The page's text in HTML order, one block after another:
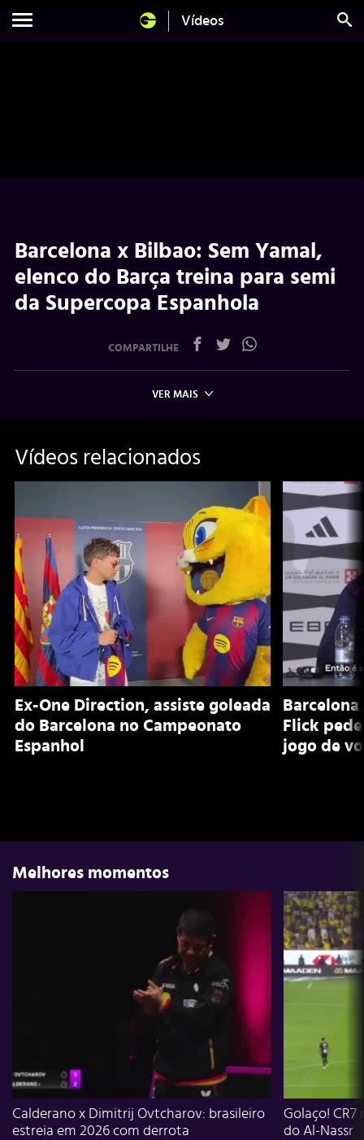
Vídeos
Barcelona x Bilbao: Sem Yamal,
elenco do Barça treina para semi
da Supercopa Espanhola
COMPARTILHE
VER MAIS
Vídeos relacionados
Ex-One Direction, assiste goleada
do Barcelona no Campeonato
Espanhol
Barcelona
Flick
jogo de
Melhores momentos
Calderano x Dimitrij Ovtcharov: brasileiro
estreia em 2026 com derrota
Golaço!
do Al-Nassr